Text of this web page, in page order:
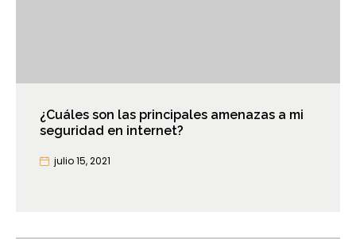
¿Cuáles son las principales amenazas a mi
seguridad en internet?
julio 15, 2021